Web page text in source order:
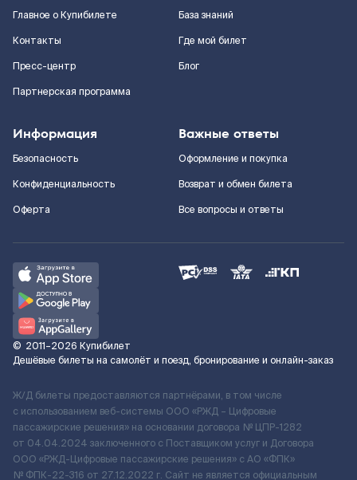
Главное о Купибилете
Контакты
Пресс-центр
Партнерская программа
База знаний
Где мой билет
Блог
Информация
Безопасность
Конфиденциальность
Оферта
Важные ответы
Оформление и покупка
Возврат и обмен билета
Все вопросы и ответы
© 2011–2026 Купибилет
Дешёвые билеты на самолёт и поезд, бронирование и онлайн-заказ
Ж/Д билеты предоставляются партнёрами, в том числе
с использованием веб-системы ООО «РЖД – Цифровые
пассажирские решения» на основании договора № ЦПР-1282
от 04.04.2024 заключенного с Поставщиком услуг и Договора
ООО «РЖД-Цифровые пассажирские решения» c АО «ФПК»
№ ФПК-22-316 от 27.12.2022 г. Сайт не является официальным